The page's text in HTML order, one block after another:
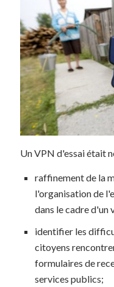
Un VPN d'essai était
raffinement de la
l'organisation de
dans le cadre d'un
identifier les
citoyens
formulaires de
services publics;